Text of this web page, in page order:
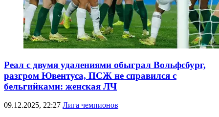
Реал с двумя удалениями обыграл Вольфсбург,
разгром Ювентуса, ПСЖ не справился с
бельгийками: женская ЛЧ
09.12.2025, 22:27 Лига чемпионов